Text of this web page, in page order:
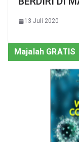
13 Juli 2020
Majalah GRATIS